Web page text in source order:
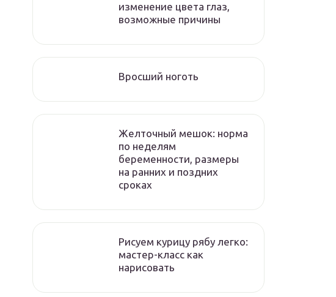
изменение цвета глаз,
возможные причины
Вросший ноготь
Желточный мешок: норма
по неделям
беременности, размеры
на ранних и поздних
сроках
Рисуем курицу рябу легко:
мастер-класс как
нарисовать